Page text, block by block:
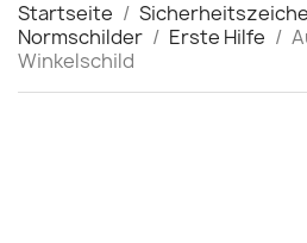
Startseite
Normschilder
Erste Hilfe
Winkelschild